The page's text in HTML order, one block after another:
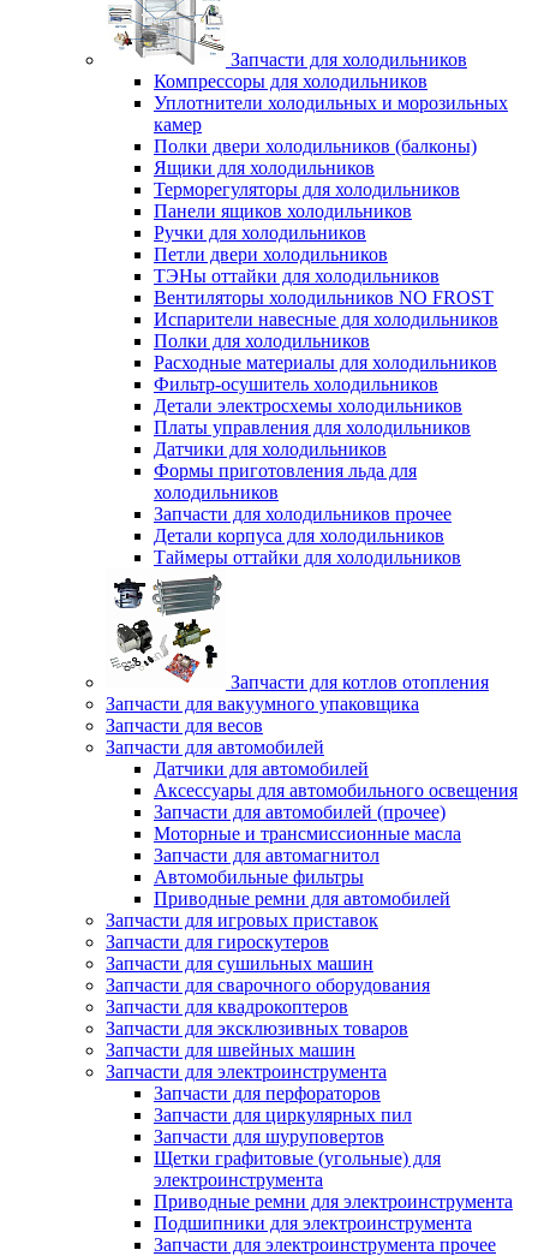
Запчасти для холодильников
Компрессоры для холодильников
Уплотнители холодильных и морозильных
камер
Полки двери холодильников (балконы)
Ящики для холодильников
Терморегуляторы для холодильников
Панели ящиков холодильников
Ручки для холодильников
Петли двери холодильников
ТЭНы оттайки для холодильников
Вентиляторы холодильников NO FROST
Испарители навесные для холодильников
Полки для холодильников
Расходные материалы для холодильников
Фильтр-осушитель холодильников
Детали электросхемы холодильников
Платы управления для холодильников
Датчики для холодильников
Формы приготовления льда для
холодильников
Запчасти для холодильников прочее
Детали корпуса для холодильников
Таймеры оттайки для холодильников
Запчасти для котлов отопления
Запчасти для вакуумного упаковщика
Запчасти для весов
Запчасти для автомобилей
Датчики для автомобилей
Аксессуары для автомобильного освещения
Запчасти для автомобилей (прочее)
Моторные и трансмиссионные масла
Запчасти для автомагнитол
Автомобильные фильтры
Приводные ремни для автомобилей
Запчасти для игровых приставок
Запчасти для гироскутеров
Запчасти для сушильных машин
Запчасти для сварочного оборудования
Запчасти для квадрокоптеров
Запчасти для эксклюзивных товаров
Запчасти для швейных машин
Запчасти для электроинструмента
Запчасти для перфораторов
Запчасти для циркулярных пил
Запчасти для шуруповертов
Щетки графитовые (угольные) для
электроинструмента
Приводные ремни для электроинструмента
Подшипники для электроинструмента
Запчасти для электроинструмента прочее